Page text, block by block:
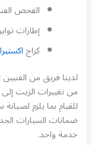
الفحص
إطارات
كراجاكستيرا
لدينا فريق من
من تغييرات الزيت
للقيام بما يلزم
ضمانات السيارات
خدمة واحد.